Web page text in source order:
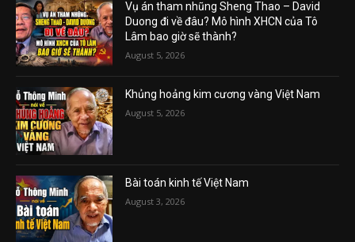
Vụ án tham nhũng Sheng Thao – David
Duong đi về đâu? Mô hình XHCN của Tô
Lâm bao giờ sẽ thành?
August 5, 2026
Khủng hoảng kim cương vàng Việt Nam
August 5, 2026
Bài toán kinh tế Việt Nam
August 3, 2026